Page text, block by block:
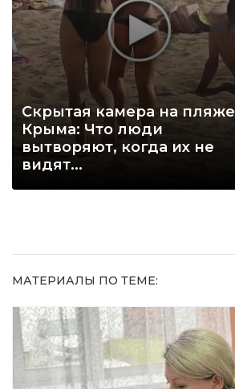
Скрытая камера на пляже
Крыма: Что люди
вытворяют, когда их не
видят...
МАТЕРИАЛЫ ПО ТЕМЕ: